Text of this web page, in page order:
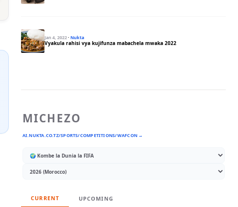
Jan 4, 2022·Nukta
Vyakula rahisi vya kujifunza mabachela mwaka 2022
MICHEZO
AI.NUKTA.CO.TZ/SPORTS/COMPETITIONS/WAFCON →
CURRENT UPCOMING